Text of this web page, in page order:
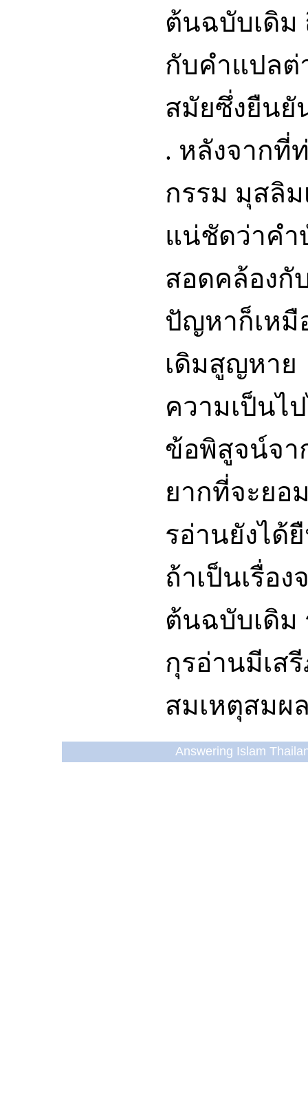
ต้นฉบับเดิม
กับคำแปลต่
สมัยซึ่งยืนยั
. หลังจากที่
กรรม มุสลิ
แน่ชัดว่าค
สอดคล้องกั
ปัญหาก็เห
เดิมสูญหา
ความเป็นไ
ข้อพิสูจน์จา
ยากที่จะยอ
รอ่านยังได้
ถ้าเป็นเรื่อ
ต้นฉบับเดิม
กุรอ่านมีเส
สมเหตุสมผ
Answering Islam